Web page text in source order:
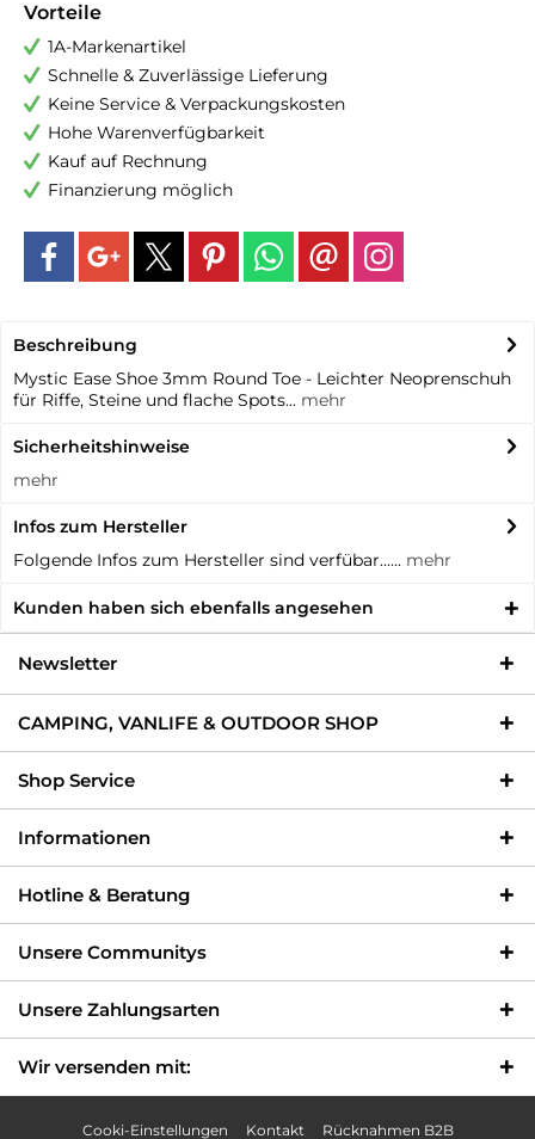
Vorteile
1A-Markenartikel
Schnelle & Zuverlässige Lieferung
Keine Service & Verpackungskosten
Hohe Warenverfügbarkeit
Kauf auf Rechnung
Finanzierung möglich
Beschreibung
Mystic Ease Shoe 3mm Round Toe - Leichter Neoprenschuh
für Riffe, Steine und flache Spots... mehr
Sicherheitshinweise
mehr
Infos zum Hersteller
Folgende Infos zum Hersteller sind verfübar...... mehr
Kunden haben sich ebenfalls angesehen
Newsletter
CAMPING, VANLIFE & OUTDOOR SHOP
Shop Service
Informationen
Hotline & Beratung
Unsere Communitys
Unsere Zahlungsarten
Wir versenden mit:
Cooki-Einstellungen Kontakt Rücknahmen B2B